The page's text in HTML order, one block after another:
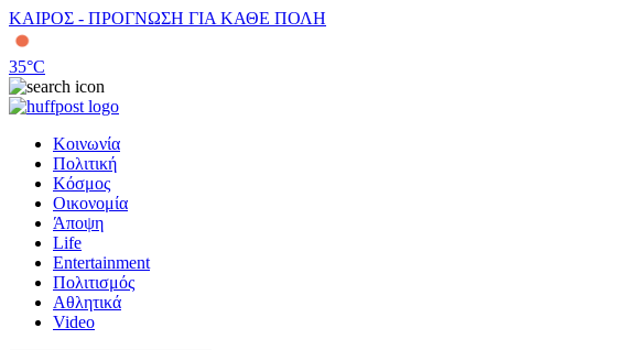
ΚΑΙΡΟΣ - ΠΡΟΓΝΩΣΗ ΓΙΑ ΚΑΘΕ ΠΟΛΗ
35°C
Κοινωνία
Πολιτική
Κόσμος
Οικονομία
Άποψη
Life
Entertainment
Πολιτισμός
Αθλητικά
Video